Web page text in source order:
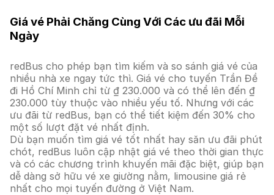
Giá vé Phải Chăng Cùng Với Các ưu đãi Mỗi
Ngày
redBus cho phép bạn tìm kiếm và so sánh giá vé của
nhiều nhà xe ngay tức thì. Giá vé cho tuyến Trần Đề
đi Hồ Chí Minh chỉ từ ₫ 230.000 và có thể lên đến ₫
230.000 tùy thuộc vào nhiều yếu tố. Nhưng với các
ưu đãi từ redBus, bạn có thể tiết kiệm đến 30% cho
một số lượt đặt vé nhất định.
Dù bạn muốn tìm giá vé tốt nhất hay săn ưu đãi phút
chót, redBus luôn cập nhật giá vé theo thời gian thực
và có các chương trình khuyến mãi đặc biệt, giúp bạn
dễ dàng sở hữu vé xe giường nằm, limousine giá rẻ
nhất cho mọi tuyến đường ở Việt Nam.